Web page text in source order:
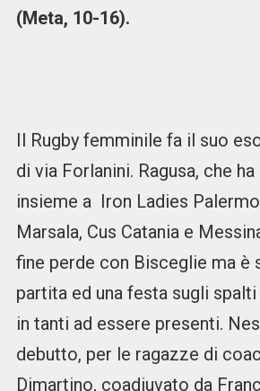
(Meta, 10-16).
Il Rugby femminile fa il suo
di via Forlanini. Ragusa, che
insieme a Iron Ladies
Marsala, Cus Catania e
fine perde con Bisceglie ma è
partita ed una festa sugli
in tanti ad essere presenti.
debutto, per le ragazze di
Dimartino, coadiuvato da